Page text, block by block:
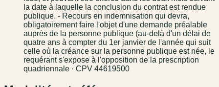
la date à laquelle la conclusion du contrat est rendue
publique. - Recours en indemnisation qui devra,
obligatoirement faire l'objet d'une demande préalable
auprès de la personne publique (au-delà d'un délai de
quatre ans à compter du 1er janvier de l'année qui suit
celle où la créance sur la personne publique est née, le
requérant s'expose à l'opposition de la prescription
quadriennale · CPV 44619500